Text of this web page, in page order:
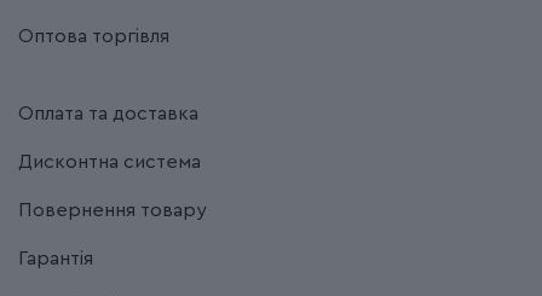
Оптова торгівля
Оплата та доставка
Дисконтна система
Повернення товару
Гарантія